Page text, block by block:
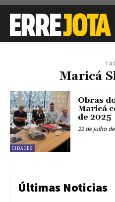
Maricá
CIDADES
Obras
Maricá
de 2025
22 de julho
Últimas Noticias